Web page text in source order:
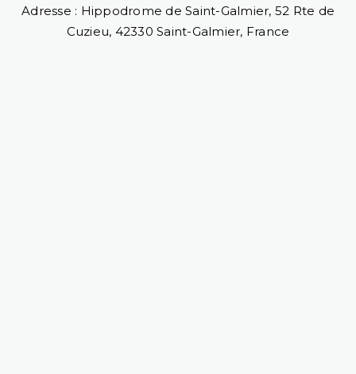
Adresse : Hippodrome de Saint-Galmier, 52 Rte de
Cuzieu, 42330 Saint-Galmier, France